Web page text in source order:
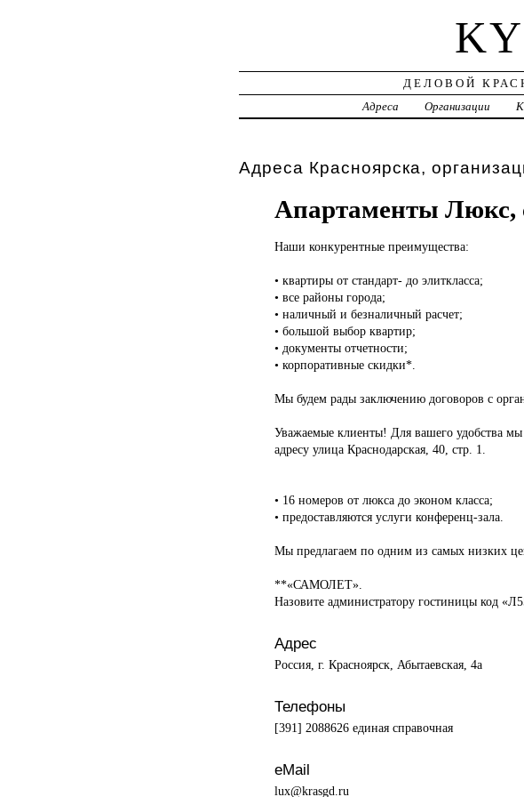
ДЕЛОВОЙ
Адреса
Организации
Адреса Красноярска,
Апартаменты Люкс,
Наши конкурентные преимущества:
• квартиры от стандарт- до элиткласса;
• все районы города;
• наличный и безналичный расчет;
• большой выбор квартир;
• документы отчетности;
• корпоративные скидки*.
Мы будем рады заключению договоров с
Уважаемые клиенты! Для вашего удобства
адресу улица Краснодарская, 40, стр. 1.
• 16 номеров от люкса до эконом класса;
• предоставляются услуги конференц-зала.
Мы предлагаем по одним из самых низких
**«САМОЛЕТ».
Назовите администратору гостиницы код
Адрес
Россия, г. Красноярск, Абытаевская, 4а
Телефоны
[391] 2088626 единая справочная
eMail
lux@krasgd.ru